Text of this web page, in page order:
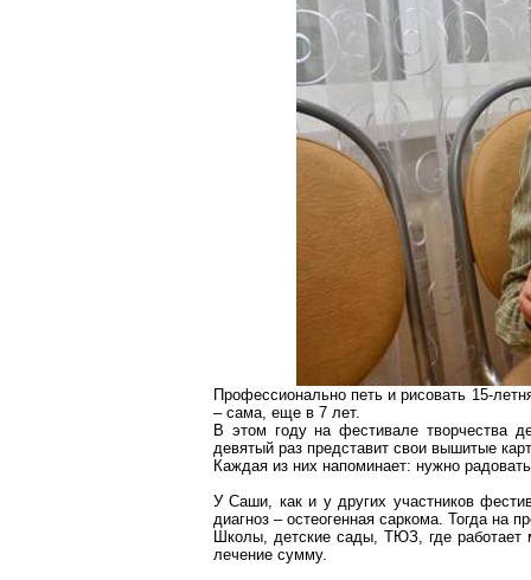
Профессионально петь и рисовать 15-
– сама, еще в 7 лет.
В этом году на фестивале творчества
девятый раз представит свои вышитые
Каждая из них напоминает: нужно
У Саши, как и у других участников
диагноз – остеогенная саркома. Тогда на
Школы, детские сады, ТЮЗ, где
лечение сумму.